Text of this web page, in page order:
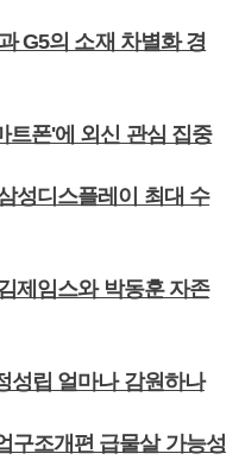
G5의 소재 차별화 경
트폰'에 외신 관심 집중
성디스플레이 최대 수
제임스와 박동훈 자존
성립 얼마나 감원하나
구조개편 급물살 가능성